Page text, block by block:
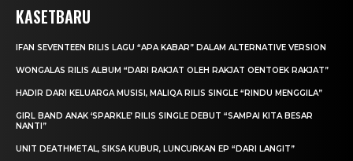
KASETBARU
IFAN SEVENTEEN RILIS LAGU “APA KABAR” DALAM ALTERNATIVE VERSION
WONGALAS RILIS ALBUM “DARI RAKJAT OLEH RAKJAT OENTOEK RAKJAT”
HADIR DARI KELUARGA MUSISI, MALIQA RILIS SINGLE “RINDU MENGGILA”
GIRL BAND ANAK ‘SPARKLE’ RILIS SINGLE DEBUT “SAMPAI KITA BESAR
NANTI”
UNIT DEATHMETAL, SIKSA KUBUR, LUNCURKAN EP “DARI LANGIT”